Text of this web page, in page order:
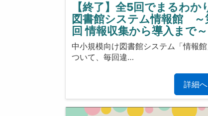
【終了】全5回でまるわか
図書館システム情報館 ～
回 情報収集から導入まで～
中小規模向け図書館システム「情報
ついて、毎回違…
詳細へ